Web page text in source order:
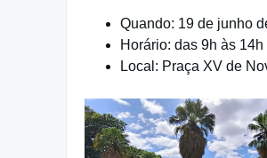
Quando: 19 de junho
Horário: das 9h às 14h
Local: Praça XV de